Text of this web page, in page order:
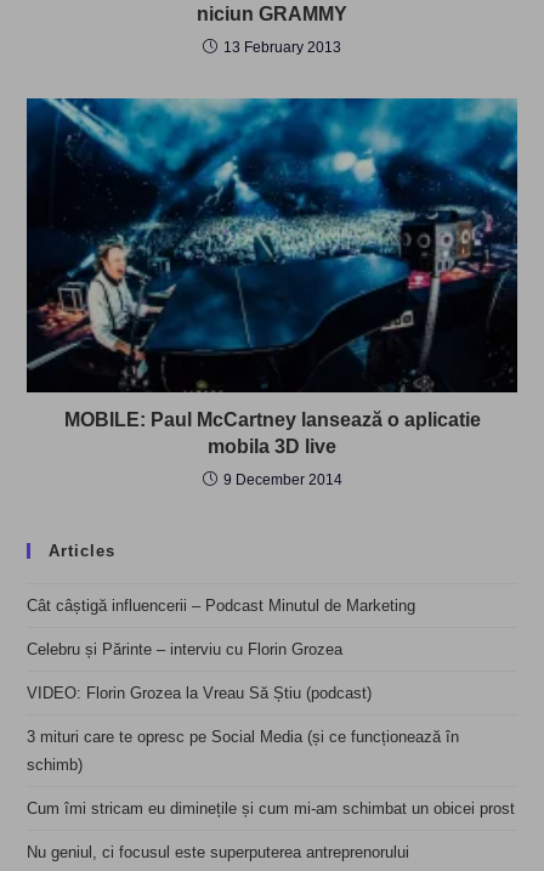
niciun GRAMMY
13 February 2013
MOBILE: Paul McCartney lansează o aplicatie
mobila 3D live
9 December 2014
Articles
Cât câștigă influencerii – Podcast Minutul de Marketing
Celebru și Părinte – interviu cu Florin Grozea
VIDEO: Florin Grozea la Vreau Să Știu (podcast)
3 mituri care te opresc pe Social Media (și ce funcționează în
schimb)
Cum îmi stricam eu diminețile și cum mi-am schimbat un obicei prost
Nu geniul, ci focusul este superputerea antreprenorului